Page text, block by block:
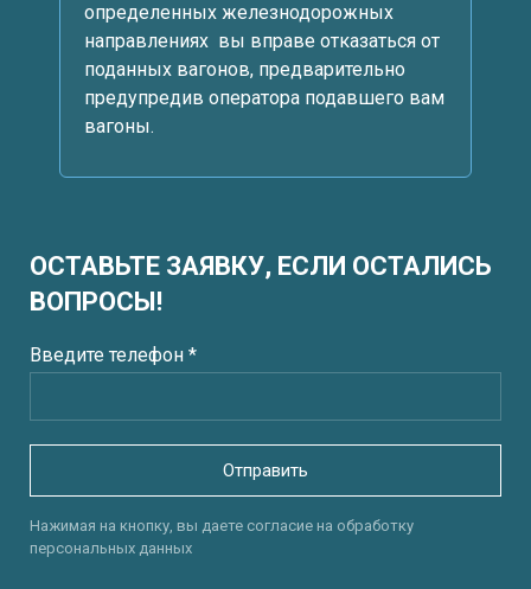
определенных железнодорожных
направлениях вы вправе отказаться от
поданных вагонов, предварительно
предупредив оператора подавшего вам
вагоны.
ОСТАВЬТЕ ЗАЯВКУ, ЕСЛИ ОСТАЛИСЬ
ВОПРОСЫ!
Введите телефон *
Отправить
Нажимая на кнопку, вы даете согласие на обработку
персональных данных